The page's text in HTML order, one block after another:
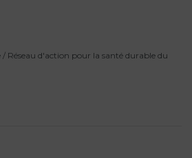
Réseau d'action pour la santé durable du